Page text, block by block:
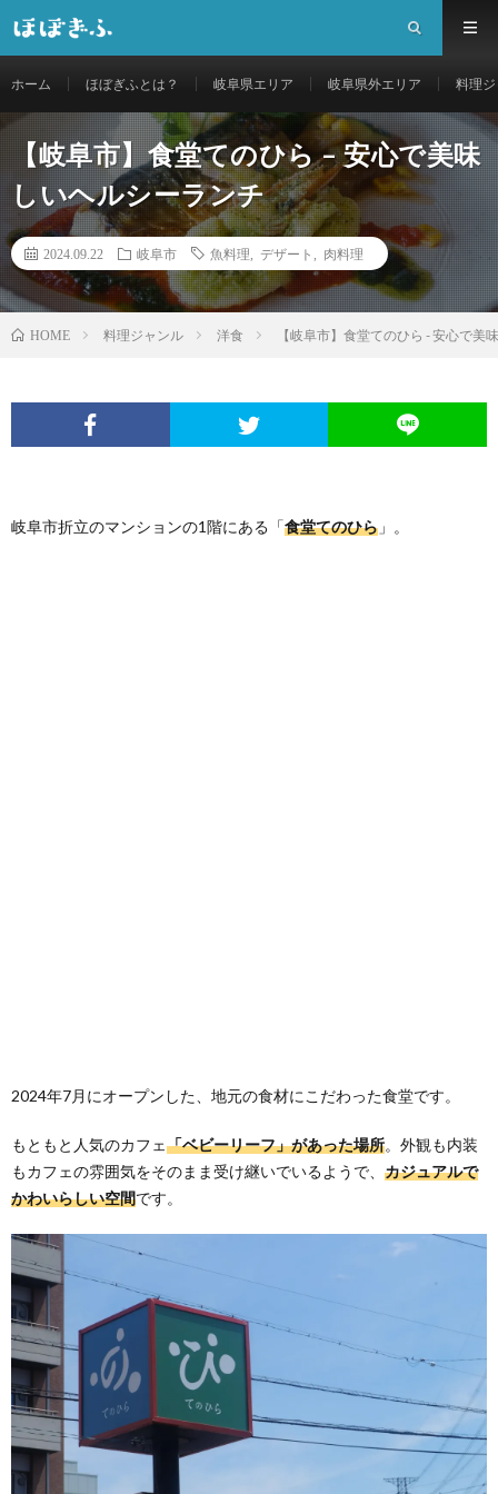
ホーム ほぼぎふとは？ 岐阜県エリア 岐阜県外エリア 料理
【岐阜市】食堂てのひら – 安心で美味
しいヘルシーランチ
2024.09.22 岐阜市 魚料理 デザート 肉料理
HOME 料理ジャンル 洋食 【岐阜市】食堂てのひら - 安心で美
岐阜市折立のマンションの1階にある「食堂てのひら 」。
2024年7月にオープンした、地元の食材にこだわった食堂です。
もともと人気のカフェ「ベビーリーフ」があった場所。外観も内装
もカフェの雰囲気をそのまま受け継いでいるようで、 カジュアルで
かわいらしい空間です。